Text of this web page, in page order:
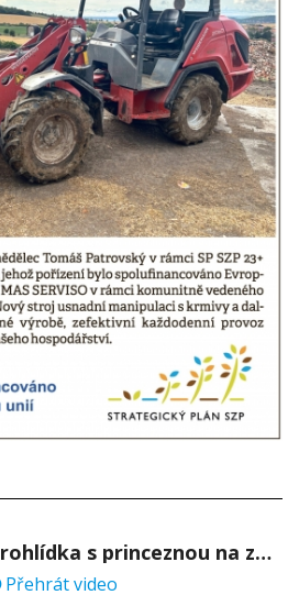
Prohlídka s princeznou na zámku Stekník
Přehrát video